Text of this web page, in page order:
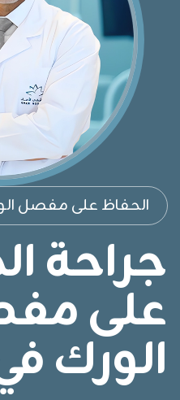
الحفاظ على مفصل
جراحة
على
الورك